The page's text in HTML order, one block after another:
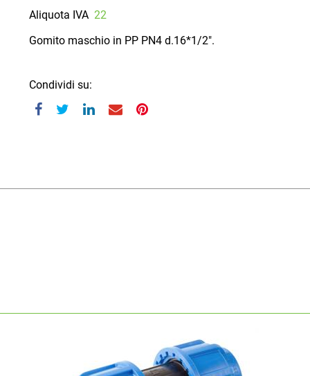
Aliquota IVA 22
Gomito maschio in PP PN4 d.16*1/2".
Condividi su: